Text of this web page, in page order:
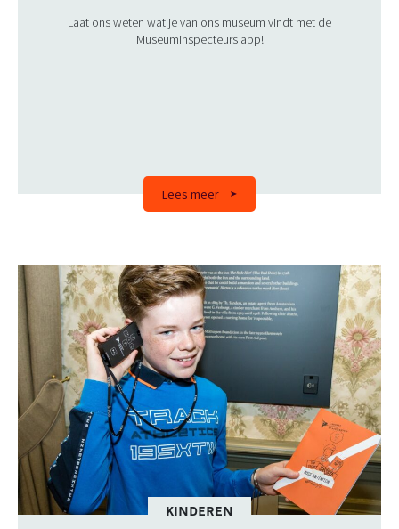
Laat ons weten wat je van ons museum vindt met de
Museuminspecteurs app!
Lees meer
KINDEREN